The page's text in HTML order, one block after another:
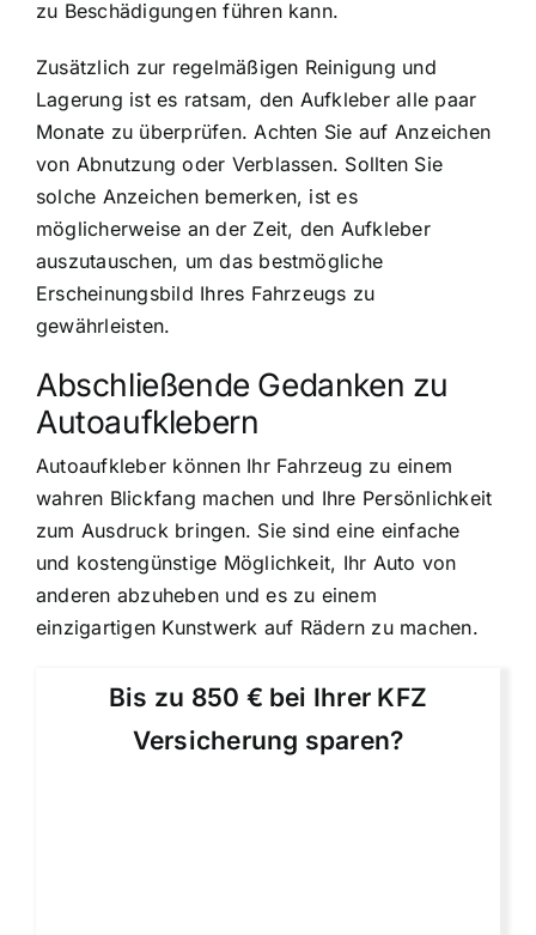
zu Beschädigungen führen kann.
Zusätzlich zur regelmäßigen Reinigung und
Lagerung ist es ratsam, den Aufkleber alle paar
Monate zu überprüfen. Achten Sie auf Anzeichen
von Abnutzung oder Verblassen. Sollten Sie
solche Anzeichen bemerken, ist es
möglicherweise an der Zeit, den Aufkleber
auszutauschen, um das bestmögliche
Erscheinungsbild Ihres Fahrzeugs zu
gewährleisten.
Abschließende Gedanken zu
Autoaufklebern
Autoaufkleber können Ihr Fahrzeug zu einem
wahren Blickfang machen und Ihre Persönlichkeit
zum Ausdruck bringen. Sie sind eine einfache
und kostengünstige Möglichkeit, Ihr Auto von
anderen abzuheben und es zu einem
einzigartigen Kunstwerk auf Rädern zu machen.
Bis zu 850 € bei Ihrer KFZ
Versicherung sparen?